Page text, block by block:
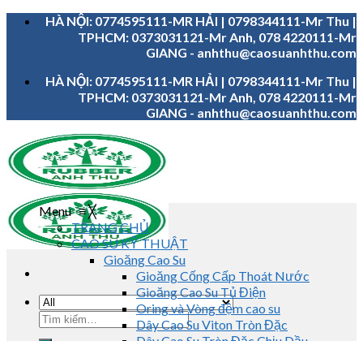
Skip
HÀ NỘI: 0774595111-MR HẢI | 0798344111-Mr Thu |
TPHCM: 0373031121-Mr Anh, 078 4220111-Mr
GIANG - anhthu@caosuanhthu.com
HÀ NỘI: 0774595111-MR HẢI | 0798344111-Mr Thu |
TPHCM: 0373031121-Mr Anh, 078 4220111-Mr
GIANG - anhthu@caosuanhthu.com
Tìm
kiếm:
Menu≡╳
TRANG CHỦ
CAO SU KỸ THUẬT
Gioăng Cao Su
Gioăng Cống Cấp Thoát Nước
Gioăng Cao Su Tủ Điện
Oring và Vòng đệm cao su
Dây Cao Su Viton Tròn Đặc